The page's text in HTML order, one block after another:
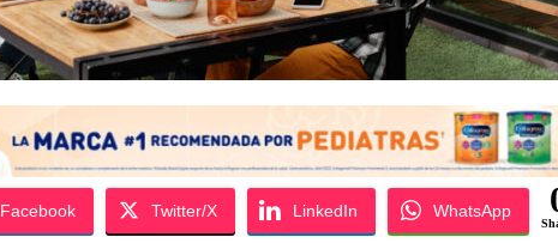
Facebook Twitter/X LinkedIn WhatsApp